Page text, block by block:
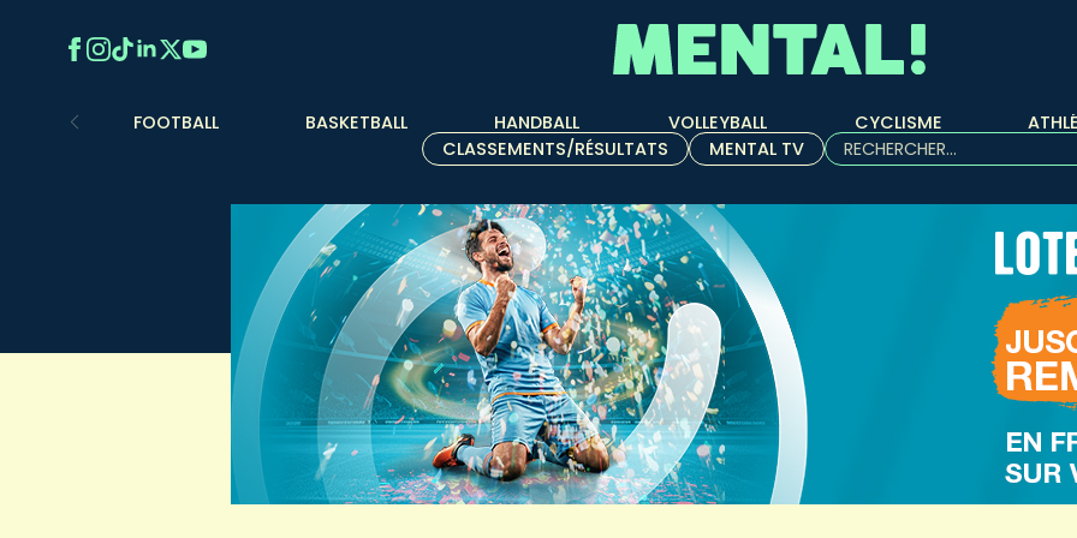
FOOTBALL BASKETBALL HANDBALL VOLLEYBALL CYCLISME
CLASSEMENTS/RÉSULTATS
MENTAL TV
Rechercher :